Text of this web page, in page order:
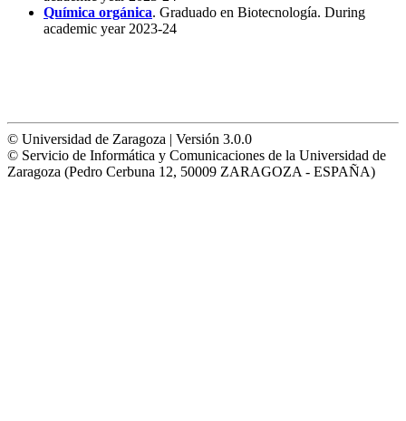
Química orgánica. Graduado en Biotecnología. During
academic year 2023-24
© Universidad de Zaragoza | Versión 3.0.0
© Servicio de Informática y Comunicaciones de la Universidad de
Zaragoza (Pedro Cerbuna 12, 50009 ZARAGOZA - ESPAÑA)